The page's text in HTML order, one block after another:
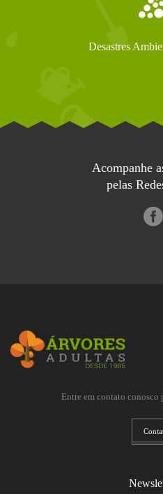
Desastres
Acompanhe
pelas
Entre em contato conosco